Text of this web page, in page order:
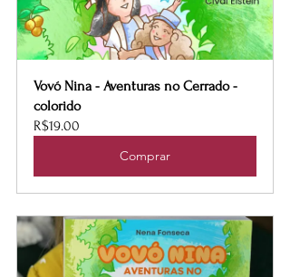
Vovó Nina - Aventuras no Cerrado -
colorido
R$19.00
Comprar